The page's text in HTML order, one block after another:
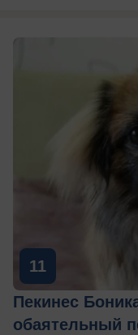
11
Пекинес
обаятельный